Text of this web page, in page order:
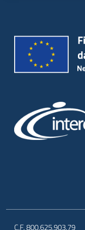
C.F. 800.625.903.79